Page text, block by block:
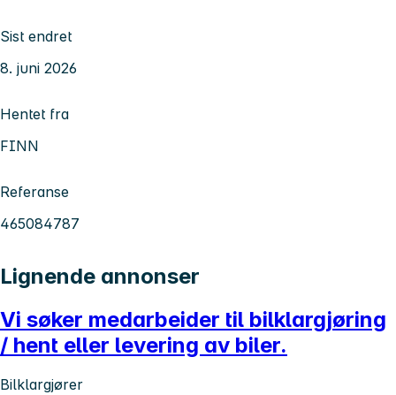
Sist endret
8. juni 2026
Hentet fra
FINN
Referanse
465084787
Lignende annonser
Vi søker medarbeider til bilklargjøring
/ hent eller levering av biler.
Bilklargjører